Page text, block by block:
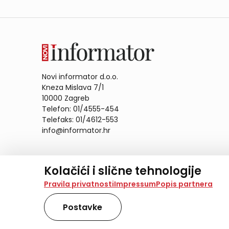
Kolačići i slične tehnologije
Na našoj web stranici koristimo kolačiće i slične
analiziramo promet na stranici te prikazujemo
također koriste ove tehnologije.
Odabirom opcije „Samo nužno“ prihvaćate samo
obradu svih kolačića potrebnih za analitiku i
Pravila privatnostiImpressumPopis partnera
Postavke
Novi informator d.o.o.
Kneza Mislava 7/1
10000 Zagreb
Telefon: 01/4555-454
Telefaks: 01/4612-553
info@informator.hr